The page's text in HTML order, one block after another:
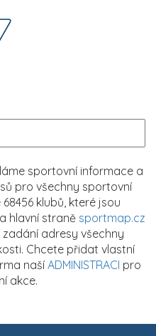
sportovní informace a
pro všechny sportovní
klubů, které jsou
hlavní straně sportmap.cz
adresy všechny
Chcete přidat vlastní
naší ADMINISTRACI pro
akce.